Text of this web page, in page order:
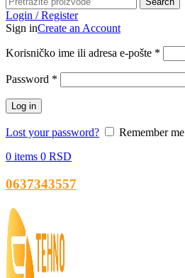
Login / Register
Sign inCreate an Account
Korisničko ime ili adresa e-pošte *
Password *
Log in
Lost your password?
Remember me
0 items 0 RSD
0637343557